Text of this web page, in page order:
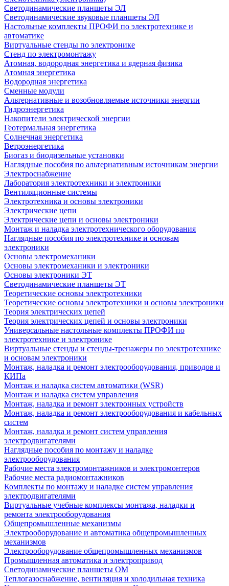
Светодинамические планшеты ЭЛ
Светодинамические звуковые планшеты ЭЛ
Настольные комплекты ПРОФИ по электротехнике и
автоматике
Виртуальные стенды по электронике
Стенд по электромонтажу
Атомная, водородная энергетика и ядерная физика
Атомная энергетика
Водородная энергетика
Сменные модули
Альтернативные и возобновляемые источники энергии
Гидроэнергетика
Накопители электрической энергии
Геотермальная энергетика
Солнечная энергетика
Ветроэнергетика
Биогаз и биодизельные установки
Наглядные пособия по альтернативным источникам энергии
Электроснабжение
Лаборатория электротехники и электроники
Вентиляционные системы
Электротехника и основы электроники
Электрические цепи
Электрические цепи и основы электроники
Монтаж и наладка электротехнического оборудования
Наглядные пособия по электротехнике и основам
электроники
Основы электромеханики
Основы электромеханики и электроники
Основы электроники ЭТ
Светодинамические планшеты ЭТ
Теоретические основы электротехники
Теоретические основы электротехники и основы электроники
Теория электрических цепей
Теория электрических цепей и основы электроники
Универсальные настольные комплекты ПРОФИ по
электротехнике и электронике
Виртуальные стенды и стенды-тренажеры по электротехнике
и основам электроники
Монтаж, наладка и ремонт электрооборудования, приводов и
КИПа
Монтаж и наладка систем автоматики (WSR)
Монтаж и наладка систем управления
Монтаж, наладка и ремонт электронных устройств
Монтаж, наладка и ремонт электрооборудования и кабельных
систем
Монтаж, наладка и ремонт систем управления
электродвигателями
Наглядные пособия по монтажу и наладке
электрооборудования
Рабочие места электромонтажников и электромонтеров
Рабочие места радиомонтажников
Комплекты по монтажу и наладке систем управления
электродвигателями
Виртуальные учебные комплексы монтажа, наладки и
ремонта электрооборудования
Общепромышленные механизмы
Электрооборудование и автоматика общепромышленных
механизмов
Электрооборудование общепромышленных механизмов
Промышленная автоматика и электропривод
Светодинамические планшеты ОМ
Теплогазоснабжение, вентиляция и холодильная техника